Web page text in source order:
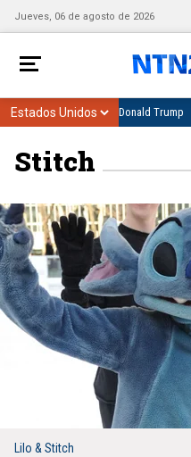
Jueves, 06 de agosto de 2026
Donald Trump
Stitch
Lilo & Stitch